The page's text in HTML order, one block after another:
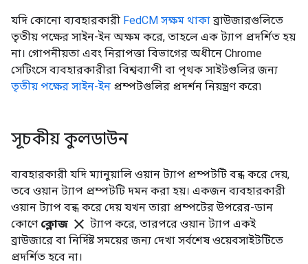
যদি কোনো ব্যবহারকারী FedCM সক্ষম থাকাব্রাউজারগুলিতে
তৃতীয় পক্ষের সাইন-ইন অক্ষম করে, তাহলে এক ট্যাপ প্রদর্শিত হয়
না। গোপনীয়তা এবং নিরাপত্তা বিভাগের অধীনে Chrome
সেটিংসে ব্যবহারকারীরা বিশ্বব্যাপী বা পৃথক সাইটগুলির জন্য
তৃতীয় পক্ষের সাইন-ইন প্রম্পটগুলির প্রদর্শন নিয়ন্ত্রণ করে৷
সূচকীয় কুলডাউন
ব্যবহারকারী যদি ম্যানুয়ালি ওয়ান ট্যাপ প্রম্পটটি বন্ধ করে দেয়,
তবে ওয়ান ট্যাপ প্রম্পটটি দমন করা হয়। একজন ব্যবহারকারী
ওয়ান ট্যাপ বন্ধ করে দেয় যখন তারা প্রম্পটের উপরের-ডান
কোণে ক্লোজ close ট্যাপ করে, তারপরে ওয়ান ট্যাপ একই
ব্রাউজারে বা নির্দিষ্ট সময়ের জন্য দেখা সর্বশেষ ওয়েবসাইটটিতে
প্রদর্শিত হবে না।